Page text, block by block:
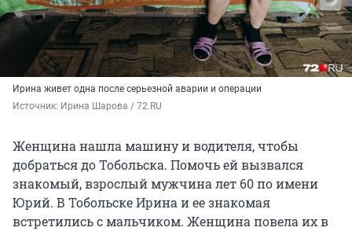
Ирина живет одна после серьезной аварии и операции
Источник: Ирина Шарова / 72.RU
Женщина нашла машину и водителя, чтобы
добраться до Тобольска. Помочь ей вызвался
знакомый, взрослый мужчина лет 60 по имени
Юрий. В Тобольске Ирина и ее знакомая
встретились с мальчиком. Женщина повела их в